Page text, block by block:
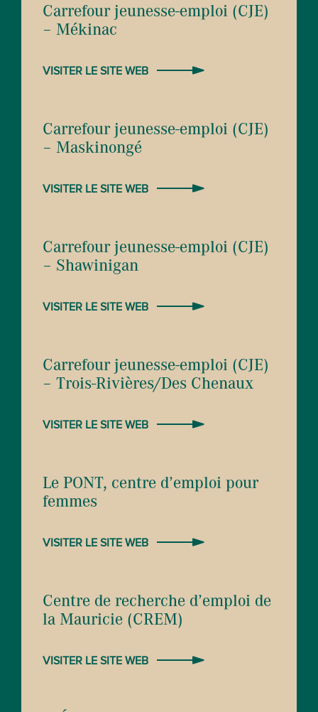
Carrefour jeunesse-emploi (CJE)
– Mékinac
VISITER LE SITE WEB
Carrefour jeunesse-emploi (CJE)
– Maskinongé
VISITER LE SITE WEB
Carrefour jeunesse-emploi (CJE)
– Shawinigan
VISITER LE SITE WEB
Carrefour jeunesse-emploi (CJE)
– Trois-Rivières/Des Chenaux
VISITER LE SITE WEB
Le PONT, centre d’emploi pour
femmes
VISITER LE SITE WEB
Centre de recherche d’emploi de
la Mauricie (CREM)
VISITER LE SITE WEB